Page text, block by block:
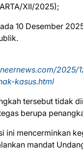
XII/2025);
10 Desember
2025/
kasus.html
tersebut tidak
berupa
ini mencerminkan
mandat